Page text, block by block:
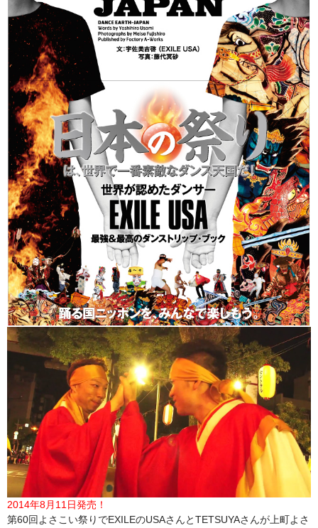
2014年8月11日発売！
第60回よさこい祭りでEXILEのUSAさんとTETSUYAさんが上町よさ